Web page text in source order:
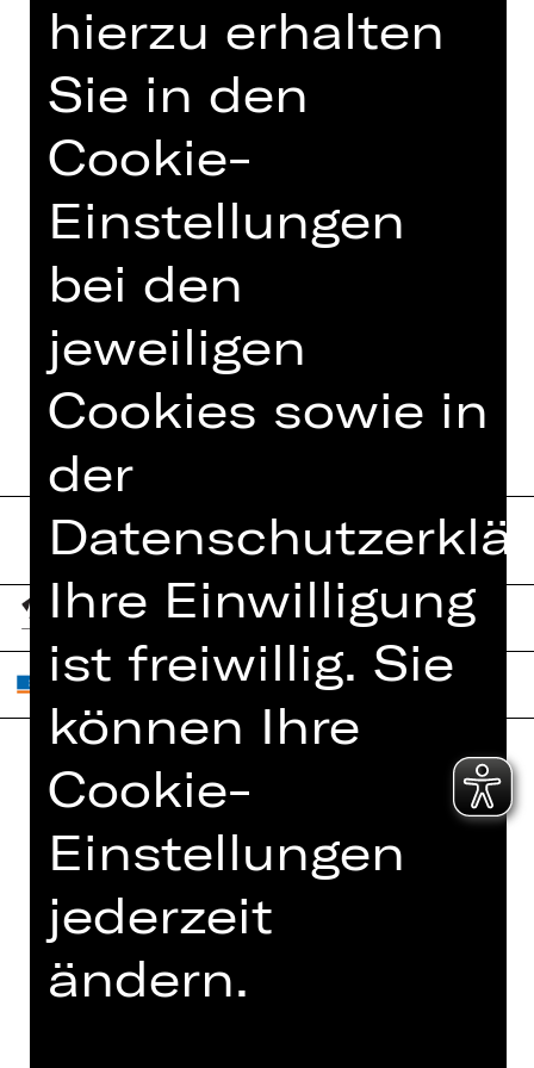
Opernhaus.
Eine Veranstaltung des Damenclubs
zur Förderung der Oper Nürnberg.
Foto © Ludwig Olah
TERMINE UND BESETZUNG
Home
Spielplan
Künstler*innen
Newsletter
Kartenkauf
Abos 26/27
Interner Bereich
ZVB/L
hierzu erhalten
Sie in den
Cookie-
Einstellungen
bei den
jeweiligen
Cookies sowie in
der
Ihre Einwilligung
ist freiwillig. Sie
können Ihre
Cookie-
Einstellungen
jederzeit
ändern.